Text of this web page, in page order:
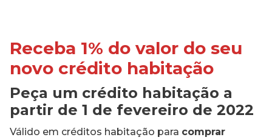
Receba 1% do valor do seu
novo crédito habitação
Peça um crédito habitação a
partir de 1 de fevereiro de 2022
Válido em créditos habitação para comprar